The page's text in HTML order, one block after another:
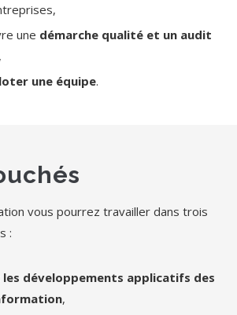
une démarche qualité et un audit
,
une équipe.
vous pourrez travailler dans trois
:
les développements applicatifs des
,